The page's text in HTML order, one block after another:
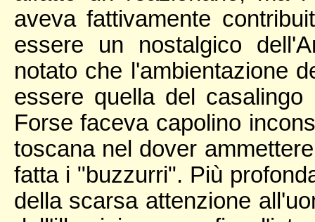
aveva fattivamente
essere un nostalgico
notato che l'ambientazione
essere quella del
Forse faceva capolino
toscana nel dover
fatta i "buzzurri". Più
della scarsa attenzione